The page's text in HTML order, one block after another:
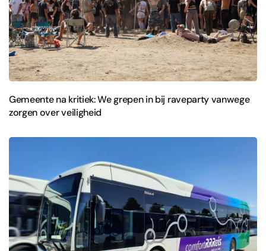
Gemeente na kritiek: We grepen in bij raveparty vanwege
zorgen over veiligheid